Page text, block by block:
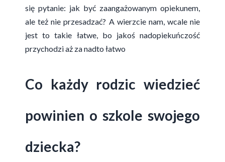
się pytanie: jak być zaangażowanym opiekunem,
ale też nie przesadzać? A wierzcie nam, wcale nie
jest to takie łatwe, bo jakoś nadopiekuńczość
przychodzi aż za nadto łatwo
Co każdy rodzic wiedzieć
powinien o szkole swojego
dziecka?